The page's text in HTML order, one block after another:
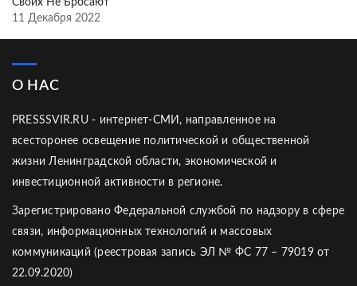
Своих Не Бросают
11 Декабря 2022
О НАС
PRESSSVIR.RU - интернет-СМИ, направленное на
всесторонее освещение политической и общественной
жизни Ленинградской области, экономической и
инвестиционной активности в регионе.
Зарегистрировано Федеральной службой по надзору в сфере
связи, информационных технологий и массовых
коммуникаций (реестровая запись ЭЛ № ФС 77 – 79019 от
22.09.2020)